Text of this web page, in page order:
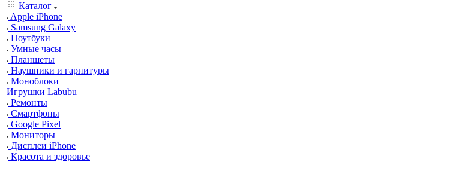
Каталог
Apple iPhone
Samsung Galaxy
Ноутбуки
Умные часы
Планшеты
Наушники и гарнитуры
Моноблоки
Игрушки Labubu
Ремонты
Смартфоны
Google Pixel
Мониторы
Дисплеи iPhone
Красота и здоровье